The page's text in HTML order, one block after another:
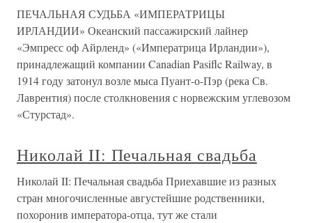
ПЕЧАЛЬНАЯ СУДЬБА «ИМПЕРАТРИЦЫ
ИРЛАНДИИ» Океанский пассажирский лайнер
«Эмпресс оф Айрленд» («Императрица Ирландии»),
принадлежащий компании Canadian Pasiflc Railway, в
1914 году затонул возле мыса Пуант-о-Пэр (река Св.
Лаврентия) после столкновения с норвежским углевозом
«Стурстад».
Николай II: Печальная свадьба
Николай II: Печальная свадьба Приехавшие из разных
стран многочисленные августейшие родственники,
похоронив императора-отца, тут же стали